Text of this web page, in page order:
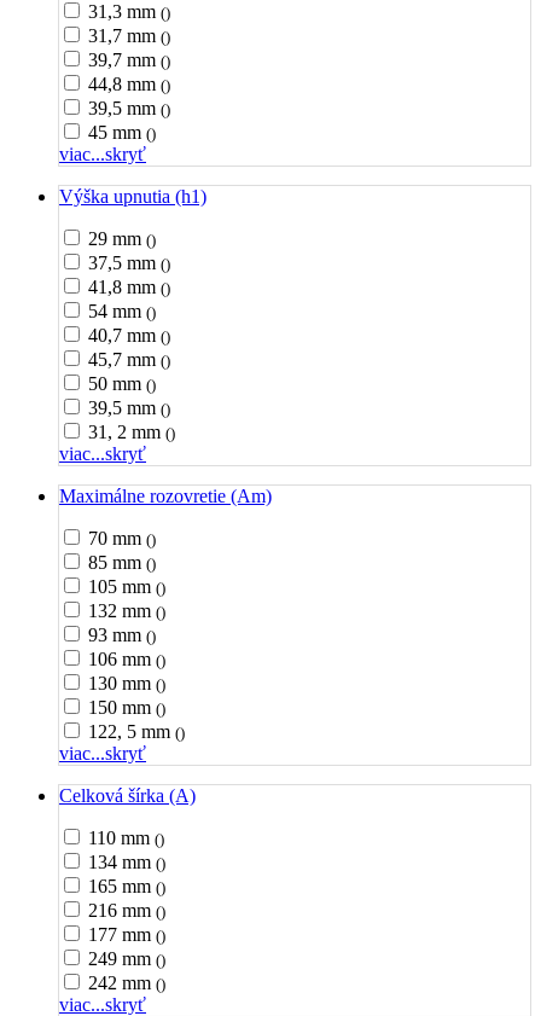
31,3 mm ()
31,7 mm ()
39,7 mm ()
44,8 mm ()
39,5 mm ()
45 mm ()
viac...skryť
Výška upnutia (h1)
29 mm ()
37,5 mm ()
41,8 mm ()
54 mm ()
40,7 mm ()
45,7 mm ()
50 mm ()
39,5 mm ()
31, 2 mm ()
viac...skryť
Maximálne rozovretie (Am)
70 mm ()
85 mm ()
105 mm ()
132 mm ()
93 mm ()
106 mm ()
130 mm ()
150 mm ()
122, 5 mm ()
viac...skryť
Celková šírka (A)
110 mm ()
134 mm ()
165 mm ()
216 mm ()
177 mm ()
249 mm ()
242 mm ()
viac...skryť